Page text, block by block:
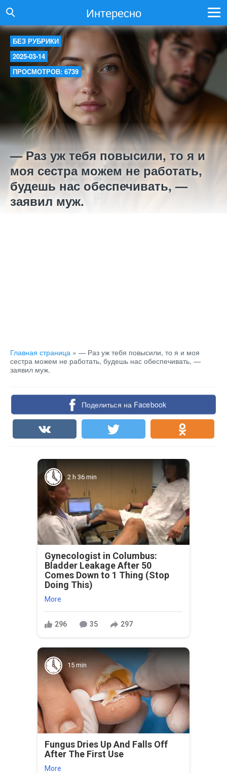
Интересно
БЕЗ РУБРИКИ
2025-03-14
ПРОСМОТРОВ: 6739
— Раз уж тебя повысили, то я и
моя сестра можем не работать,
будешь нас обеспечивать, —
заявил муж.
Главная страница » — Раз уж тебя повысили, то я и моя
сестра можем не работать, будешь нас обеспечивать, —
заявил муж.
Поделиться на Facebook
2 h 36 min
Gynecologist in Columbus:
Bladder Leakage After 50
Comes Down to 1 Thing (Stop
Doing This)
More
296 35 297
15 min
Fungus Dries Up And Falls Off
After The First Use
More